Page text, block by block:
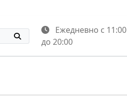
Ежедневно с 11:00
до 20:00